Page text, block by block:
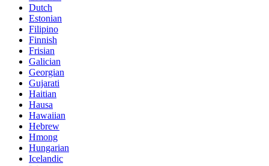
Dutch
Estonian
Filipino
Finnish
Frisian
Galician
Georgian
Gujarati
Haitian
Hausa
Hawaiian
Hebrew
Hmong
Hungarian
Icelandic